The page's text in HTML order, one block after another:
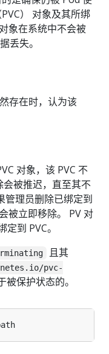
） 对象及其所绑
象在系统中不会被
丢失。
存在时，认为该
对象，该 PVC 不
会被推迟，直至其不
管理员删除已绑定到
被立即移除。 PV 对
到 PVC。
且其
pvc-
被保护状态的。